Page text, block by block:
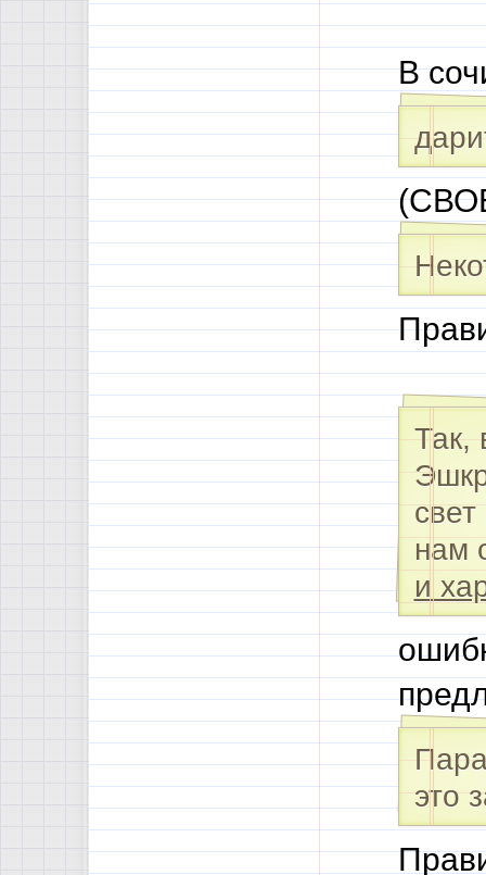
В
Так,
нам
и
это